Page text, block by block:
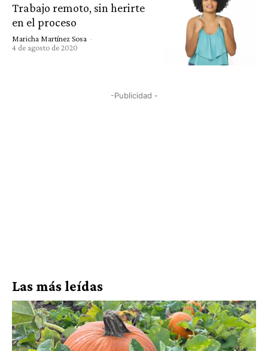
Trabajo remoto, sin herirte
en el proceso
Maricha Martínez Sosa -
4 de agosto de 2020
-Publicidad -
Las más leídas